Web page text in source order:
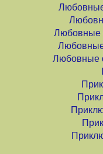
Любовные
Любовные